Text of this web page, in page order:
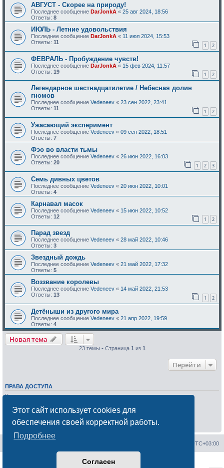
Этот сайт использует cookies для
обеспечения своей корректной работы.
Подробнее
Согласен
АВГУСТ - Скорее на природу!
Последнее сообщение DarJonkA « 25 авг 2024, 18:56
Ответы: 8
ИЮЛЬ - Летние удовольствия
Последнее сообщение DarJonkA « 11 июл 2024, 15:53
Ответы: 11 1 2
ФЕВРАЛЬ - Пробуждение чувств!
Последнее сообщение DarJonkA « 15 фев 2024, 11:57
Ответы: 19 1 2
Легендарное шестнадцатилетие / Небесная долин
гномов
Последнее сообщение Vedeneev « 23 сен 2022, 23:41
Ответы: 11 1 2
Ужасающий эксперимент
Последнее сообщение Vedeneev « 09 сен 2022, 18:51
Ответы: 7
Фэо во власти тьмы
Последнее сообщение Vedeneev « 26 июн 2022, 16:03
Ответы: 20 1 2 3
Семь дивных цветов
Последнее сообщение Vedeneev « 20 июн 2022, 10:01
Ответы: 4
Карнавал масок
Последнее сообщение Vedeneev « 15 июн 2022, 10:52
Ответы: 12 1 2
Парад звезд
Последнее сообщение Vedeneev « 28 май 2022, 10:46
Ответы: 3
Звездный дождь
Последнее сообщение Vedeneev « 21 май 2022, 17:32
Ответы: 5
Воззвание королевы
Последнее сообщение Vedeneev « 14 май 2022, 21:53
Ответы: 13 1 2
Детёныши из другого мира
Последнее сообщение Vedeneev « 21 апр 2022, 19:59
Ответы: 4
Новая тема
23 темы • Страница 1 из 1
Перейти
ПРАВА ДОСТУПА
Выне можетеначинать темы
Выне можетередактировать свои сообщения
Выне можетедобавлять вложения
UTC+03:00
Создано на основеphpBB® Forum Software © phpBB Limited